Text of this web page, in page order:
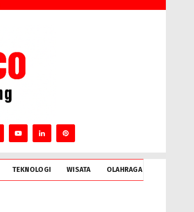
TEKNOLOGI WISATA OLAHRAGA